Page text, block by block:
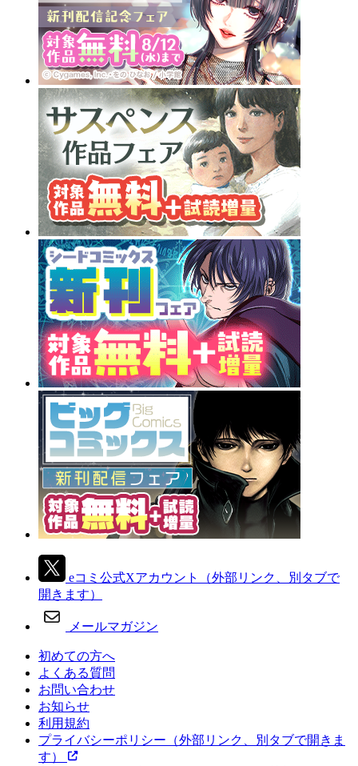
eコミ公式Xアカウント
（外部リンク、別タブで
開きます）
メールマガジン
初めての方へ
よくある質問
お問い合わせ
お知らせ
利用規約
プライバシーポリシー （外部リンク、別タブで開きま
す）